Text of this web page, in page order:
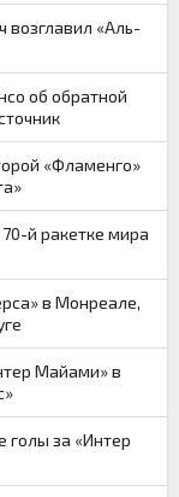
возглавил «Аль-
об обратной
«Фламенго»
й ракетке мира
в Монреале,
Майами» в
голы за «Интер